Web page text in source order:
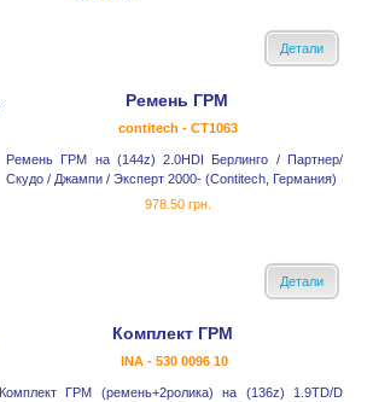
Детали
Ремень ГРМ
contitech - CT1063
Ремень ГРМ на (144z) 2.0HDI Берлинго / Партнер/
Скудо / Джампи / Эксперт 2000- (Contitech, Германия)
978.50 грн.
Детали
Комплект ГРМ
INA - 530 0096 10
Комплект ГРМ (ремень+2ролика) на (136z) 1.9TD/D